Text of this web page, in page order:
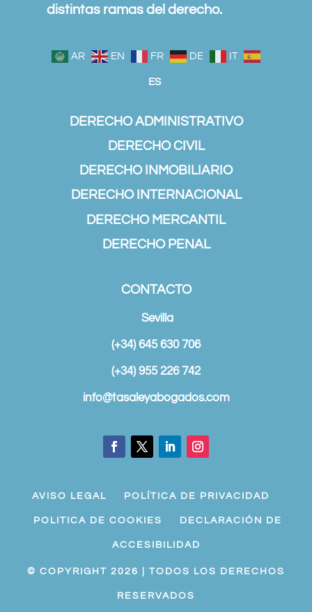
distintas ramas del derecho.
AR EN FR DE IT
ES
DERECHO ADMINISTRATIVO
DERECHO CIVIL
DERECHO INMOBILIARIO
DERECHO INTERNACIONAL
DERECHO MERCANTIL
DERECHO PENAL
CONTACTO
Sevilla
(+34) 645 630 706
(+34) 955 226 742
info@tasaleyabogados.com
AVISO LEGAL POLÍTICA DE PRIVACIDAD
POLITICA DE COOKIES DECLARACIÓN DE
ACCESIBILIDAD
© COPYRIGHT 2026 | TODOS LOS DERECHOS
RESERVADOS